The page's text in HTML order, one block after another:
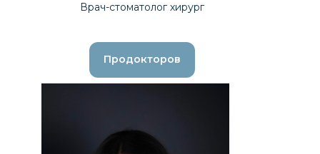
Врач-стоматолог хирург
Продокторов